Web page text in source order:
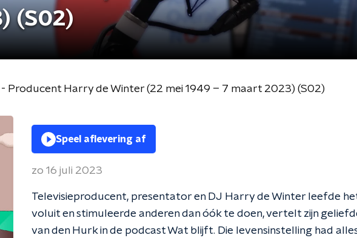
(S02)
Producent Harry de Winter (22 mei 1949 – 7 maart 2023) (S02)
Speel aflevering af
zo 16 juli 2023
Televisieproducent, presentator en DJ Harry de Winter leefde
voluit en stimuleerde anderen dan óók te doen, vertelt zijn
van den Hurk in de podcast Wat blijft. Die levensinstelling had